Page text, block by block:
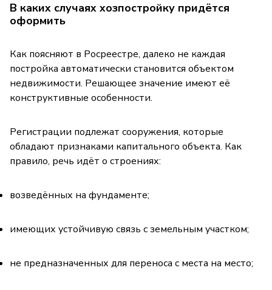
В каких случаях хозпостройку придётся
оформить
Как поясняют в Росреестре, далеко не каждая
постройка автоматически становится объектом
недвижимости. Решающее значение имеют её
конструктивные особенности.
Регистрации подлежат сооружения, которые
обладают признаками капитального объекта. Как
правило, речь идёт о строениях:
возведённых на фундаменте;
имеющих устойчивую связь с земельным участком;
не предназначенных для переноса с места на место;